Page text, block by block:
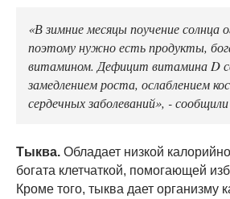
«В зимние месяцы поучение солнца
поэтому нужно есть продукты,
витамином. Дефицит витамина D
замедлением роста, ослаблением
сердечных заболеваний», -
Тыква. Обладает низкой
богата клетчаткой, помогающей
Кроме того, тыква дает организму